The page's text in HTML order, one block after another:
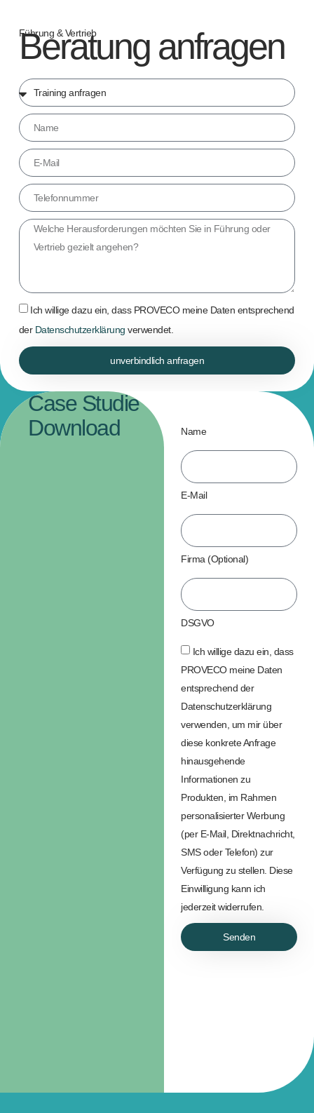
Führung & Vertrieb
Beratung anfragen
Ich willige dazu ein, dass PROVECO meine Daten entsprechend
der Datenschutzerklärung verwendet.
unverbindlich anfragen
Case Studie
Download
Name
E-Mail
Firma (Optional)
DSGVO
Ich willige dazu ein, dass
PROVECO meine Daten
entsprechend der
Datenschutzerklärung
verwenden, um mir über
diese konkrete Anfrage
hinausgehende
Informationen zu
Produkten, im Rahmen
personalisierter Werbung
(per E-Mail, Direktnachricht,
SMS oder Telefon) zur
Verfügung zu stellen. Diese
Einwilligung kann ich
jederzeit widerrufen.
Senden